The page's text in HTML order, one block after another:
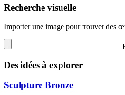
Recherche visuelle
Importer une image pour trouver des
Des idées à explorer
Sculpture Bronze